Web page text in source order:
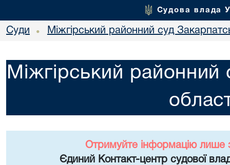
Судова влада
Суди • Міжгірський районний суд
Міжгірський районний
Отримуйте інформацію лише
Єдиний Контакт-центр судової